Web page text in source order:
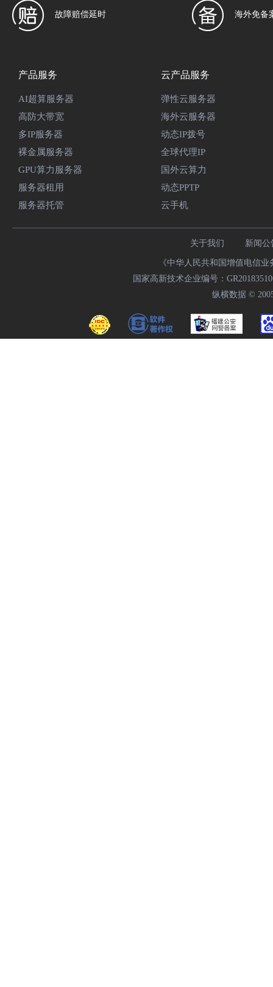
故障赔偿延时 海外免备
产品服务
AI超算服务器
高防大带宽
多IP服务器
裸金属服务器
GPU算力服务器
服务器租用
服务器托管
云产品服务
弹性云服务器
海外云服务器
动态IP拨号
全球代理IP
国外云算力
动态PPTP
云手机
关于我们 新闻公
《中华人民共和国增值电信
国家高新技术企业编号：
纵横数据 ©